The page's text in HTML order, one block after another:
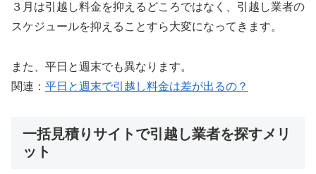
３月は引越し料金を抑えるどころではなく、引越し業者の
スケジュールを抑えることすら大変になってきます。
また、平日と週末でも異なります。
関連： 平日と週末で引越し料金は差が出るの？
一括見積りサイトで引越し業者を探すメリ
ット